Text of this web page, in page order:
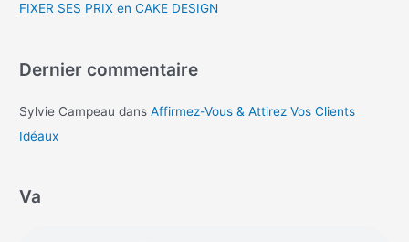
FIXER SES PRIX en CAKE DESIGN
Dernier commentaire
Sylvie Campeau dansAffirmez-Vous & Attirez Vos Clients
Idéaux
Va